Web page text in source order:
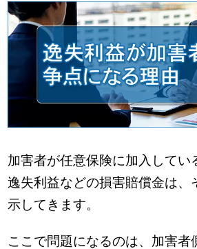
加害者が任意保険に加入してい
逸失利益などの損害賠償金は、
示してきます。
ここで問題になるのは、加害者